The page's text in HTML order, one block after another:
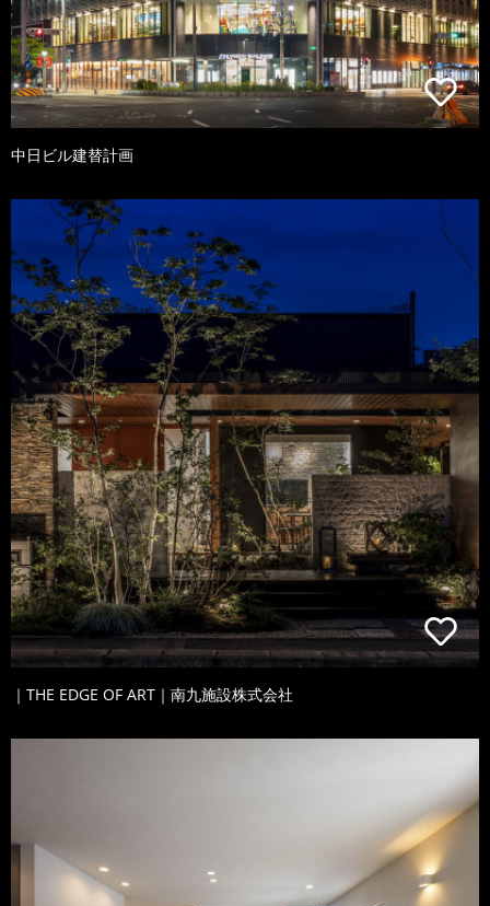
中日ビル建替計画
｜THE EDGE OF ART｜南九施設株式会社